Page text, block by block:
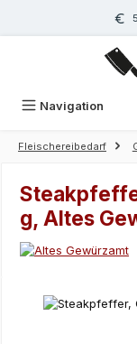
Zum Hauptinhalt
Navigation
Fleischereibedarf
g, Altes
Bildergalerie